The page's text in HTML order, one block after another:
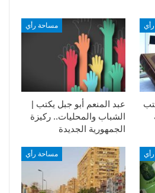
مساحة رأي
عبد المنعم أبو جبل يكتب |
الشباب والمحليات.. ركيزة
الجمهورية الجديدة
مساحة رأي